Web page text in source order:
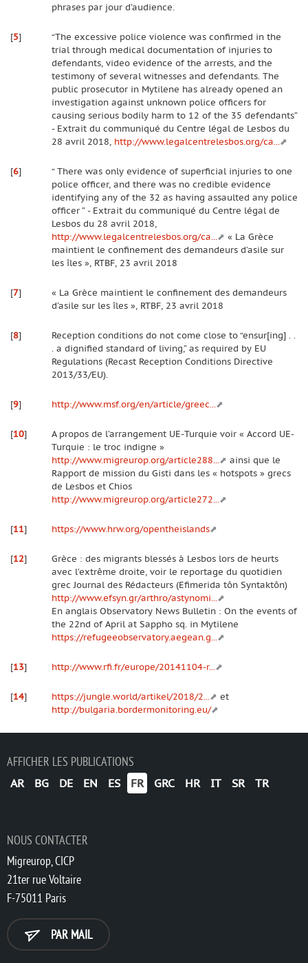
phrases par jour d’audience.
[5]
“The excessive police violence was confirmed in the
trial through medical documentation of injuries to
defendants, video evidence of the arrests, and the
testimony of several witnesses and defendants. The
public prosecutor in Mytilene has already opened an
investigation against unknown police officers for
causing serious bodily harm to 12 of the 35 defendants”
- Extrait du communiqué du Centre légal de Lesbos du
28 avril 2018, http://www.legalcentrelesbos.org/ca...
[6]
“ There was only evidence of superficial injuries to one
police officer, and there was no credible evidence
identifying any of the 32 as having assaulted any police
officer ” - Extrait du communiqué du Centre légal de
Lesbos du 28 avril 2018,
http://www.legalcentrelesbos.org/ca...
« La Grèce
maintient le confinement des demandeurs d’asile sur
les îles », RTBF, 23 avril 2018
[7]
« La Grèce maintient le confinement des demandeurs
d’asile sur les îles », RTBF, 23 avril 2018
[8]
Reception conditions do not come close to “ensur[ing] . .
. a dignified standard of living,” as required by EU
Regulations (Recast Reception Conditions Directive
2013/33/EU).
[9] http://www.msf.org/en/article/greec...
[10]
A propos de l’arrangement UE-Turquie voir « Accord UE-
Turquie : le troc indigne »
http://www.migreurop.org/article288...
ainsi que le
Rapport de mission du Gisti dans les « hotspots » grecs
de Lesbos et Chios
http://www.migreurop.org/article272...
[11] https://www.hrw.org/opentheislands
[12]
Grèce : des migrants blessés à Lesbos lors de heurts
avec l’extrême droite, voir le reportage du quotidien
grec Journal des Rédacteurs (Efimerida tôn Syntaktôn)
http://www.efsyn.gr/arthro/astynomi...
En anglais Observatory News Bulletin : On the events of
the 22nd of April at Sappho sq. in Mytilene
https://refugeeobservatory.aegean.g...
[13] http://www.rfi.fr/europe/20141104-r...
[14] https://jungle.world/artikel/2018/2...
et
http://bulgaria.bordermonitoring.eu/
AFFICHER LES PUBLICATIONS
AR BG DE EN ES FR GRC HR IT SR TR
NOUS CONTACTER
Migreurop, CICP
21ter rue Voltaire
F-75011 Paris
PAR MAIL